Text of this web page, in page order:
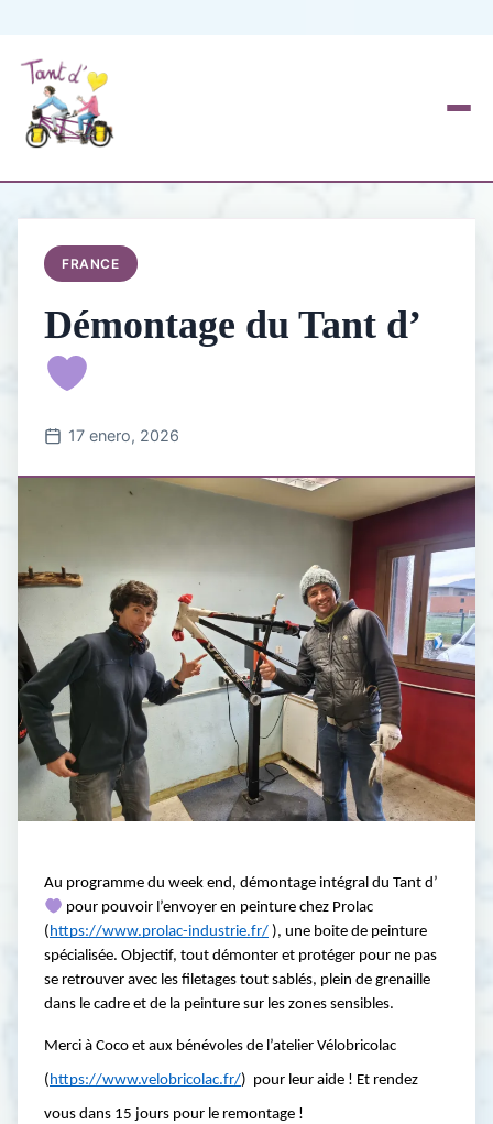
FRANCE
Démontage du Tant d’
17 enero, 2026
Au programme du week end, démontage intégral du Tant d’
pour pouvoir l’envoyer en peinture chez Prolac
(https://www.prolac-industrie.fr/ ), une boite de peinture
spécialisée. Objectif, tout démonter et protéger pour ne pas
se retrouver avec les filetages tout sablés, plein de grenaille
dans le cadre et de la peinture sur les zones sensibles.
Merci à Coco et aux bénévoles de l’atelier Vélobricolac
( https://www.velobricolac.fr/)  pour leur aide ! Et rendez
vous dans 15 jours pour le remontage !